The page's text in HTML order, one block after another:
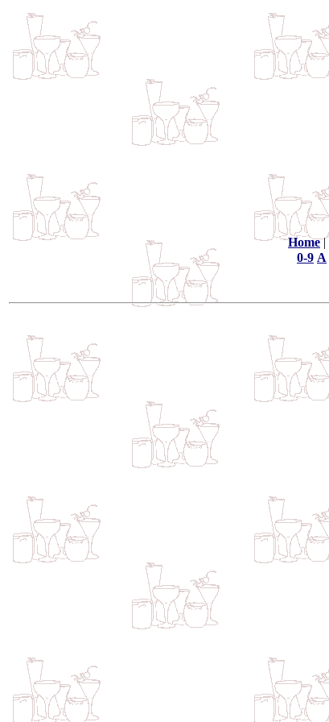
Home|
0-9 A